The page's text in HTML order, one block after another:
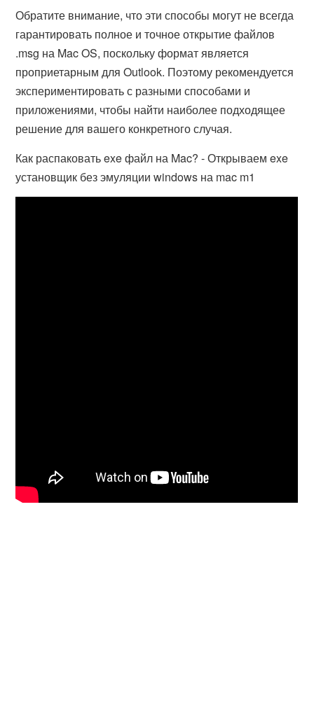
Обратите внимание, что эти способы могут не всегда
гарантировать полное и точное открытие файлов
.msg на Mac OS, поскольку формат является
проприетарным для Outlook. Поэтому рекомендуется
экспериментировать с разными способами и
приложениями, чтобы найти наиболее подходящее
решение для вашего конкретного случая.
Как распаковать exe файл на Mac? - Открываем exe
установщик без эмуляции windows на mac m1